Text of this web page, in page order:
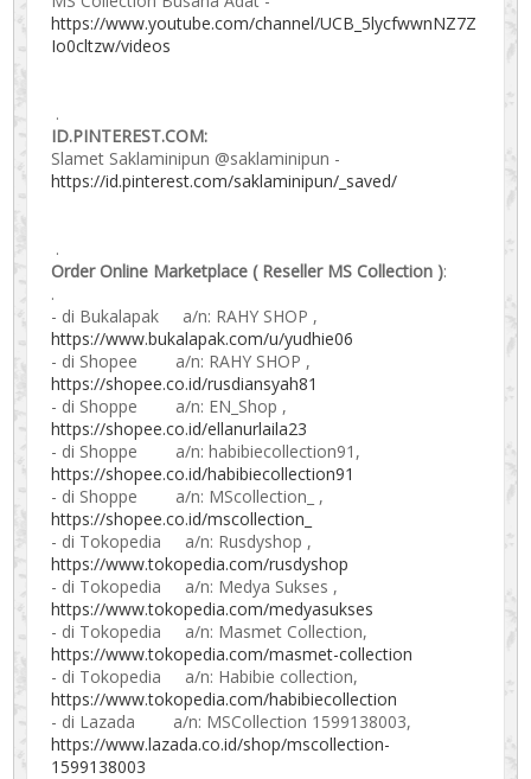
https://www.youtube.com/channel/UCB_5lycfwwnNZ7Z
Io0cltzw/videos
.
ID.PINTEREST.COM:
Slamet Saklaminipun @saklaminipun -
https://id.pinterest.com/saklaminipun/_saved/
.
Order Online Marketplace ( Reseller MS Collection ):
.
- di Bukalapak a/n: RAHY SHOP ,
https://www.bukalapak.com/u/yudhie06
- di Shopee a/n: RAHY SHOP ,
https://shopee.co.id/rusdiansyah81
- di Shoppe a/n: EN_Shop ,
https://shopee.co.id/ellanurlaila23
- di Shoppe a/n: habibiecollection91,
https://shopee.co.id/habibiecollection91
- di Shoppe a/n: MScollection_ ,
https://shopee.co.id/mscollection_
- di Tokopedia a/n: Rusdyshop ,
https://www.tokopedia.com/rusdyshop
- di Tokopedia a/n: Medya Sukses ,
https://www.tokopedia.com/medyasukses
- di Tokopedia a/n: Masmet Collection,
https://www.tokopedia.com/masmet-collection
- di Tokopedia a/n: Habibie collection,
https://www.tokopedia.com/habibiecollection
- di Lazada a/n: MSCollection 1599138003,
https://www.lazada.co.id/shop/mscollection-
1599138003